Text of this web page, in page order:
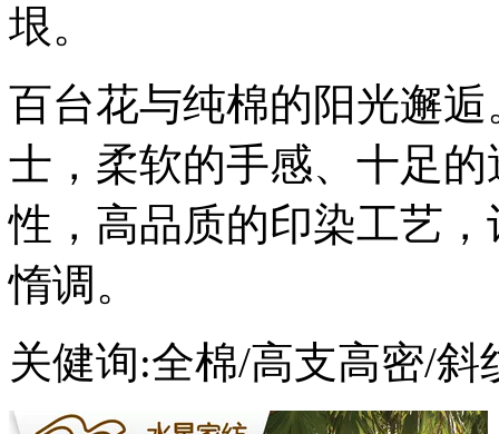
垠。
百台花与纯棉的阳光邂
士，柔软的手感、十足
性，高品质的印染工艺
惰调。
关健询:全棉/高支高密/斜